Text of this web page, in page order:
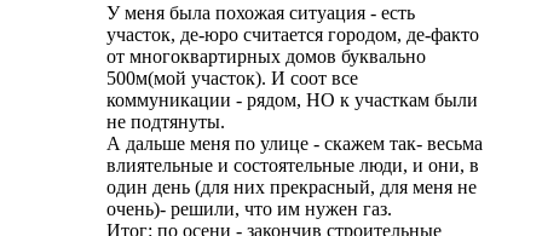
У меня была похожая ситуация - есть
участок, де-юро считается городом, де-факто
от многоквартирных домов буквально
500м(мой участок). И соот все
коммуникации - рядом, НО к участкам были
не подтянуты.
А дальше меня по улице - скажем так- весьма
влиятельные и состоятельные люди, и они, в
один день (для них прекрасный, для меня не
очень)- решили, что им нужен газ.
Итог: по осени - закончив строительные